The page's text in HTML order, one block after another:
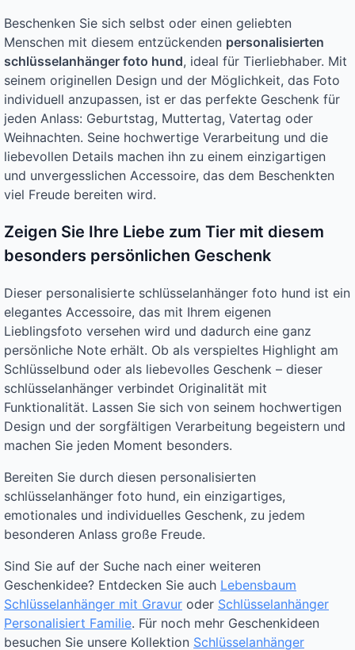
Beschenken Sie sich selbst oder einen geliebten
Menschen mit diesem entzückenden personalisierten
schlüsselanhänger foto hund, ideal für Tierliebhaber. Mit
seinem originellen Design und der Möglichkeit, das Foto
individuell anzupassen, ist er das perfekte Geschenk für
jeden Anlass: Geburtstag, Muttertag, Vatertag oder
Weihnachten. Seine hochwertige Verarbeitung und die
liebevollen Details machen ihn zu einem einzigartigen
und unvergesslichen Accessoire, das dem Beschenkten
viel Freude bereiten wird.
Zeigen Sie Ihre Liebe zum Tier mit diesem
besonders persönlichen Geschenk
Dieser personalisierte schlüsselanhänger foto hund ist ein
elegantes Accessoire, das mit Ihrem eigenen
Lieblingsfoto versehen wird und dadurch eine ganz
persönliche Note erhält. Ob als verspieltes Highlight am
Schlüsselbund oder als liebevolles Geschenk – dieser
schlüsselanhänger verbindet Originalität mit
Funktionalität. Lassen Sie sich von seinem hochwertigen
Design und der sorgfältigen Verarbeitung begeistern und
machen Sie jeden Moment besonders.
Bereiten Sie durch diesen personalisierten
schlüsselanhänger foto hund, ein einzigartiges,
emotionales und individuelles Geschenk, zu jedem
besonderen Anlass große Freude.
Sind Sie auf der Suche nach einer weiteren
Geschenkidee? Entdecken Sie auch Lebensbaum
Schlüsselanhänger mit Gravur oder Schlüsselanhänger
Personalisiert Familie. Für noch mehr Geschenkideen
besuchen Sie unsere Kollektion Schlüsselanhänger